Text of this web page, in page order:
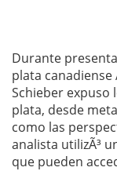
Durante
plata canadiense
Schieber expuso
plata, desde
como las
analista utilizÃ³
que pueden